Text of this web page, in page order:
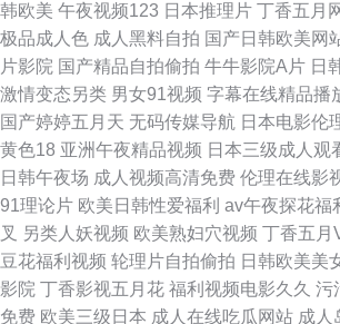
韩欧美 午夜视频123 日本推理片 丁香五月
极品成人色 成人黑料自拍 国产日韩欧美网
片影院 国产精品自拍偷拍 牛牛影院A片 日
激情变态另类 男女91视频 字幕在线精品播
国产婷婷五月天 无码传媒导航 日本电影伦
黄色18 亚洲午夜精品视频 日本三级成人观
日韩午夜场 成人视频高清免费 伦理在线影
91理论片 欧美日韩性爱福利 av午夜探花福
叉 另类人妖视频 欧美熟妇穴视频 丁香五月
豆花福利视频 轮理片自拍偷拍 日韩欧美美
影院 丁香影视五月花 福利视频电影久久 污
免费 欧美三级日本 成人在线吃瓜网站 成人